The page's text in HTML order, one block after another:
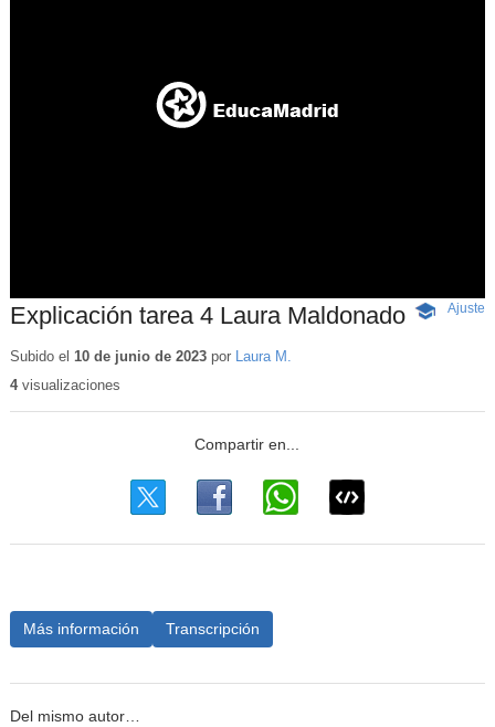
Explicación tarea 4 Laura Maldonado -
Ajuste
Subido el 10 de junio de 2023por
Laura M.
4visualizaciones
Más información Transcripción
Del mismo autor…